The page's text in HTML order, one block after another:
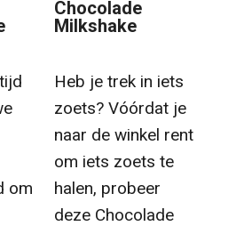
om
Chocolade
Milkshake
Heb je trek in iets
zoets? Vóórdat je
naar de winkel rent
om iets zoets te
halen, probeer
deze Chocolade